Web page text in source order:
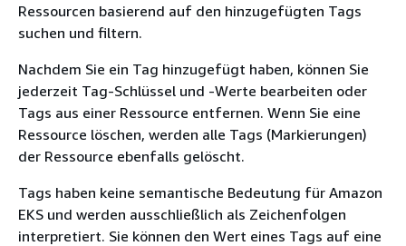
Ressourcen basierend auf den hinzugefügten Tags
suchen und filtern.
Nachdem Sie ein Tag hinzugefügt haben, können Sie
jederzeit Tag-Schlüssel und -Werte bearbeiten oder
Tags aus einer Ressource entfernen. Wenn Sie eine
Ressource löschen, werden alle Tags (Markierungen)
der Ressource ebenfalls gelöscht.
Tags haben keine semantische Bedeutung für Amazon
EKS und werden ausschließlich als Zeichenfolgen
interpretiert. Sie können den Wert eines Tags auf eine